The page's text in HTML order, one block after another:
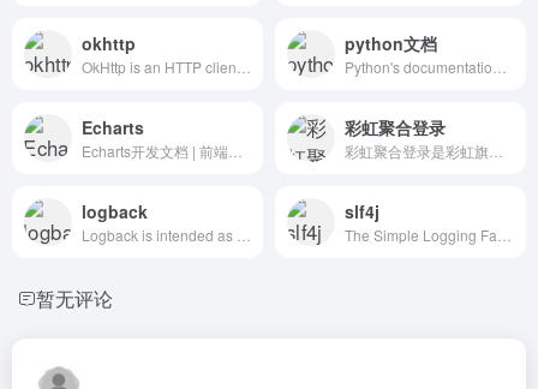
okhttp python文档
Echarts 彩虹聚合登录
logback slf4j
暂无评论